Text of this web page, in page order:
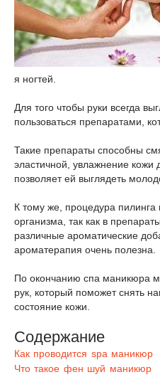
я ногтей.
Для того чтобы руки всегда
пользоваться препаратами,
Такие препараты способны
эластичной, увлажнение кожи
позволяет ей выглядеть
К тому же, процедура пилинга
организма, так как в
различные ароматические
ароматерапия очень полезна.
По окончанию спа маникюра
рук, который поможет снять
состояние кожи.
Содержание
Как проводится spa маникюр
Что такое фен шуй маникюр